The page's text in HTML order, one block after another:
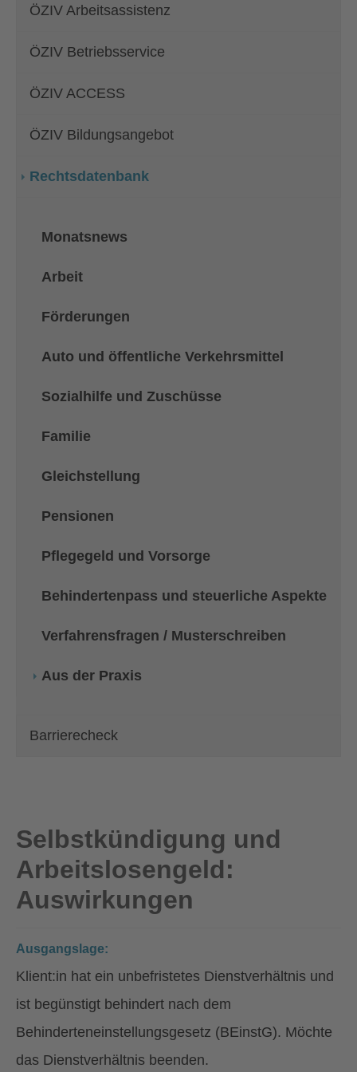
ÖZIV Arbeitsassistenz
ÖZIV Betriebsservice
ÖZIV ACCESS
ÖZIV Bildungsangebot
Rechtsdatenbank
Monatsnews
Arbeit
Förderungen
Auto und öffentliche Verkehrsmittel
Sozialhilfe und Zuschüsse
Familie
Gleichstellung
Pensionen
Pflegegeld und Vorsorge
Behindertenpass und steuerliche Aspekte
Verfahrensfragen / Musterschreiben
Aus der Praxis
Barrierecheck
Selbstkündigung und
Arbeitslosengeld:
Auswirkungen
Ausgangslage:
Klient:in hat ein unbefristetes Dienstverhältnis und
ist begünstigt behindert nach dem
Behinderteneinstellungsgesetz (BEinstG). Möchte
das Dienstverhältnis beenden.